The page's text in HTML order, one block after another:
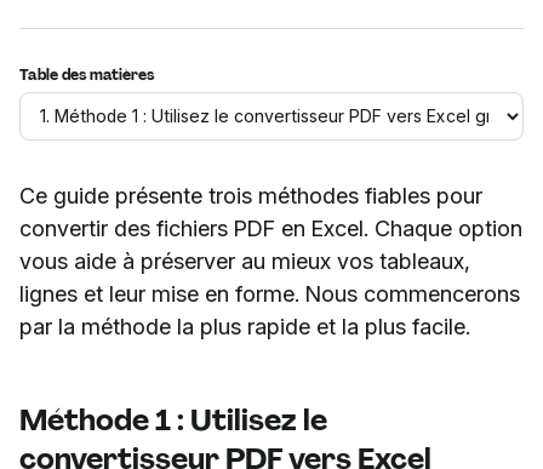
Table des matières
Ce guide présente trois méthodes fiables pour
convertir des fichiers PDF en Excel. Chaque option
vous aide à préserver au mieux vos tableaux,
lignes et leur mise en forme. Nous commencerons
par la méthode la plus rapide et la plus facile.
Méthode 1 : Utilisez le
convertisseur PDF vers Excel